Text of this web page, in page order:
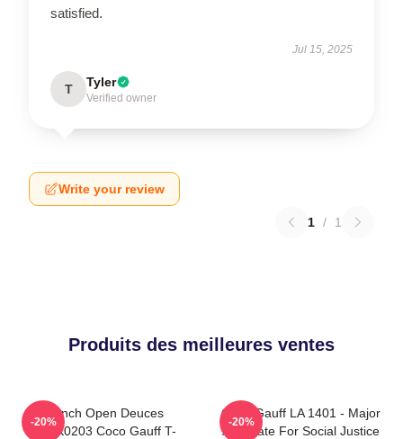
satisfied.
Jul 15, 2025
T Tyler
Verified owner
Write your review
1 / 1
Produits des meilleures ventes
French Open Deuces
DTNK0203 Coco Gauff T-
-20%
Coco Gauff LA 1401 - Major
Advocate For Social Justice
-20%